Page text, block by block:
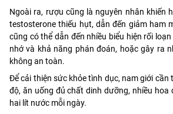
Ngoài ra, rượu cũng là nguyên nhân khiến
testosterone thiếu hụt, dẫn đến giảm ham
cũng có thể dẫn đến nhiều biểu hiện rối
nhớ và khả năng phán đoán, hoặc gây ra
không an toàn.
Để cải thiện sức khỏe tình dục, nam giới cần
độ, ăn uống đủ chất dinh dưỡng, nhiều hoa
hai lít nước mỗi ngày.